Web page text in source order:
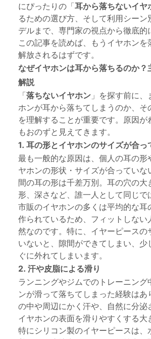
にぴったりの「耳から落ちないイヤ
るための選び方、そして利用シーン
デルまで、専門家の視点から徹底的
この記事を読めば、もうイヤホンを
解放されるはずです。
なぜイヤホンは耳から落ちるのか？
解説
「落ちないイヤホン 」を探す前に
ホンが耳から落ちてしまうのか、そ
を理解することが重要です。原因が
もおのずと見えてきます。
1. 耳の形とイヤホンのサイズが合っ
最も一般的な原因は、個人の耳の形
ヤホンの形状・サイズが合っていな
間の耳の形は千差万別。耳の穴の大
形、深さなど、誰一人として同じで
市販のイヤホンの多くは平均的な耳
作られているため、フィットしない
然なのです。特に、イヤーピースの
いないと、隙間ができてしまい、少
ぐに外れてしまいます。
2. 汗や皮脂による滑り
ランニングやジムでのトレーニング
ンが滑って落ちてしまった経験はあ
の中や周辺にかく汗や、自然に分泌
イヤホンの表面を滑りやすくする大
特にシリコン製のイヤーピースは、